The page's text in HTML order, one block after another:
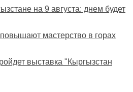
на 9 августа: днем будет
мастерство в горах
выставка "Кыргызстан